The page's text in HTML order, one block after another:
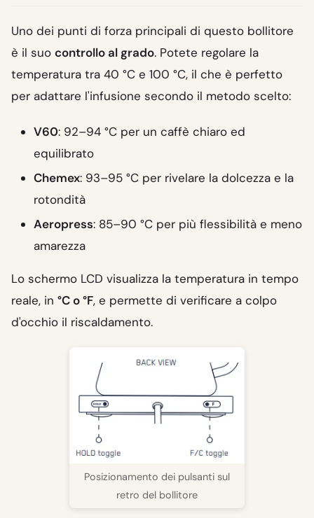
Uno dei punti di forza principali di questo bollitore
è il suo controllo al grado. Potete regolare la
temperatura tra 40 °C e 100 °C, il che è perfetto
per adattare l'infusione secondo il metodo scelto:
V60: 92–94 °C per un caffè chiaro ed
equilibrato
Chemex: 93–95 °C per rivelare la dolcezza e la
rotondità
Aeropress: 85–90 °C per più flessibilità e meno
amarezza
Lo schermo LCD visualizza la temperatura in tempo
reale, in °C o °F, e permette di verificare a colpo
d'occhio il riscaldamento.
Posizionamento dei pulsanti sul
retro del bollitore